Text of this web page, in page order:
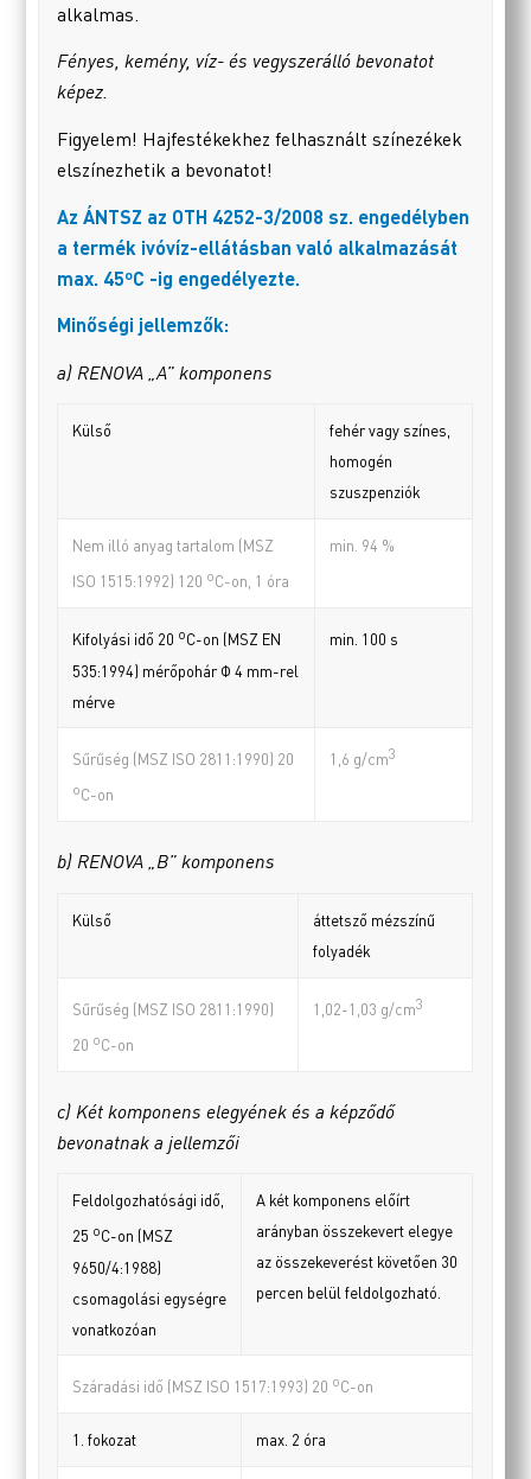
alkalmas.
Fényes, kemény, víz- és vegyszerálló bevonatot
képez.
Figyelem! Hajfestékekhez felhasznált színezékek
elszínezhetik a bevonatot!
Az ÁNTSZ az OTH 4252-3/2008 sz. engedélyben
a termék ivóvíz-ellátásban való alkalmazását
max. 45ºC -ig engedélyezte.
Minőségi jellemzők:
a) RENOVA „A” komponens
Külső
fehér vagy színes,
homogén
szuszpenziók
Nem illó anyag tartalom (MSZ
ISO 1515:1992) 120 oC-on, 1 óra
min. 94 %
Kifolyási idő 20 oC-on (MSZ EN
535:1994) mérőpohár Φ 4 mm-rel
mérve
min. 100 s
Sűrűség (MSZ ISO 2811:1990) 20
oC-on
1,6 g/cm3
b) RENOVA „B” komponens
Külső
áttetsző mézszínű
folyadék
Sűrűség (MSZ ISO 2811:1990)
20 oC-on
1,02-1,03 g/cm3
c) Két komponens elegyének és a képződő
bevonatnak a jellemzői
Feldolgozhatósági idő,
25 oC-on (MSZ
9650/4:1988)
csomagolási egységre
vonatkozóan
A két komponens előírt
arányban összekevert elegye
az összekeverést követően 30
percen belül feldolgozható.
Száradási idő (MSZ ISO 1517:1993) 20 oC-on
1. fokozat max. 2 óra